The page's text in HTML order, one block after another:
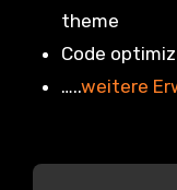
theme
Code
…..weitere